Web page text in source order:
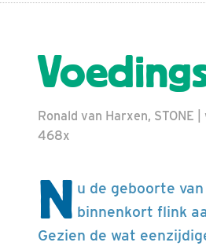
Ronald van Harxen, STONE
468x
N u de geboorte
binnenkort flink
Gezien de wat